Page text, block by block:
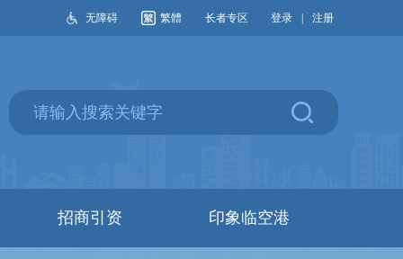
无障碍 繁體 长者专区 登录 注册
招商引资 印象临空港